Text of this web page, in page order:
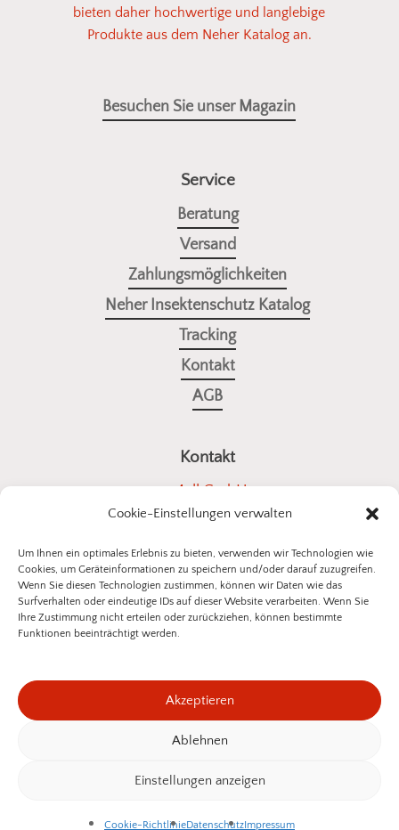
Cookie-Einstellungen verwalten
Um Ihnen ein optimales Erlebnis zu bieten, verwenden wir Technologien wie
Cookies, um Geräteinformationen zu speichern und/oder darauf zuzugreifen.
Wenn Sie diesen Technologien zustimmen, können wir Daten wie das
Surfverhalten oder eindeutige IDs auf dieser Website verarbeiten. Wenn Sie
Ihre Zustimmung nicht erteilen oder zurückziehen, können bestimmte
Funktionen beeinträchtigt werden.
Akzeptieren
Ablehnen
Einstellungen anzeigen
Cookie-RichtlinieDatenschutzImpressum
bieten daher hochwertige und langlebige
Produkte aus dem Neher Katalog an.
Besuchen Sie unser Magazin
Service
Beratung
Versand
Zahlungsmöglichkeiten
Neher Insektenschutz Katalog
Tracking
Kontakt
AGB
Kontakt
a4all GmbH
Stuttgarter Straße 10
73614 Schorndorf
E-Mail:kontakt@insektenschutz-bestellen.de
Datenschutzerklärung
Impressum